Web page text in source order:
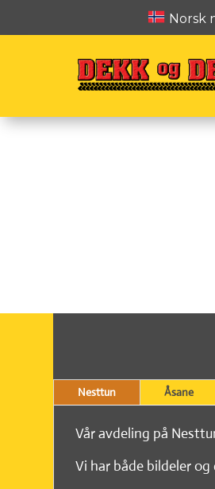
Norsk
Nesttun Åsane
Vår avdeling på
Vi har både bildeler